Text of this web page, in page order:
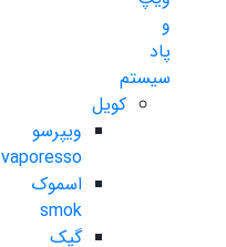
و
پاد
سیستم
کویل
ویپرسو
vaporesso
اسموک
smok
گیک